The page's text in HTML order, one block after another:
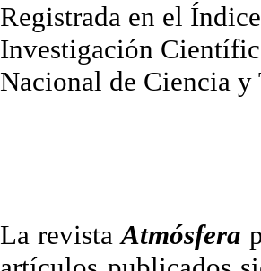
Registrada en el
Investigación
Nacional de Ciencia
La revistaAtmósfera